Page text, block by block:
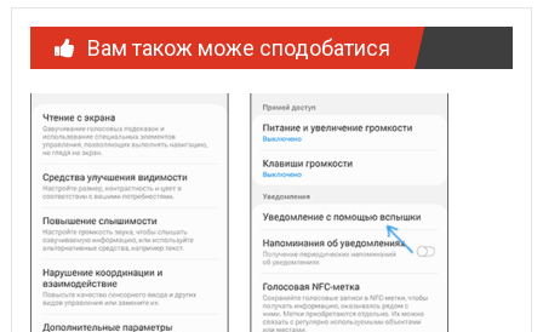
Вам також може сподобатися